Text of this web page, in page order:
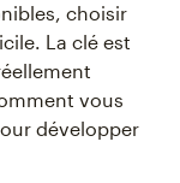
choisir
La clé est
vous
développer